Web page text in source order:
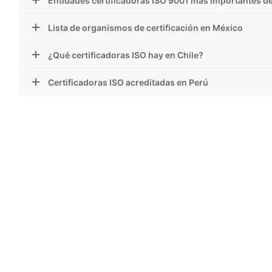
Lista de organismos de certificación en México
¿Qué certificadoras ISO hay en Chile?
Certificadoras ISO acreditadas en Perú